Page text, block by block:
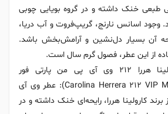
طبعی خنک داشته و در گروه بویایی چوبی
وجود اسانس نارنج، گریپ‌فروت و آب دریا،
آن بسیار دل‌نشین و آرامش‌بخش باشد.
از این عطر، فصول گرم سال است.
ادوپرفیوم کارولینا هررا 212 وی آی پی من پارتی فور
(Carolina Herrera 212 VIP Men Party Fever): عطر وی آی
کارولینا هررا، رایحه‌ای خنک داشته و در